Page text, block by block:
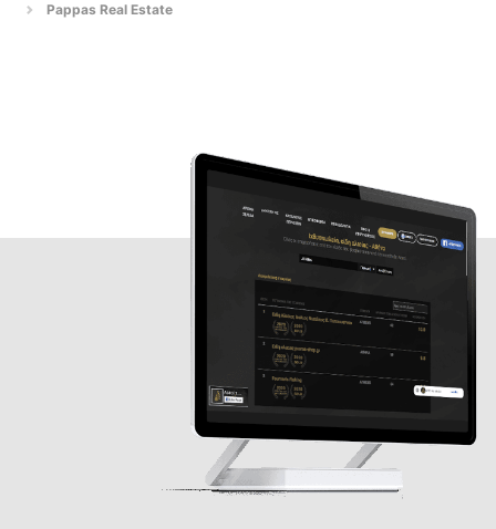
Pappas Real Estate